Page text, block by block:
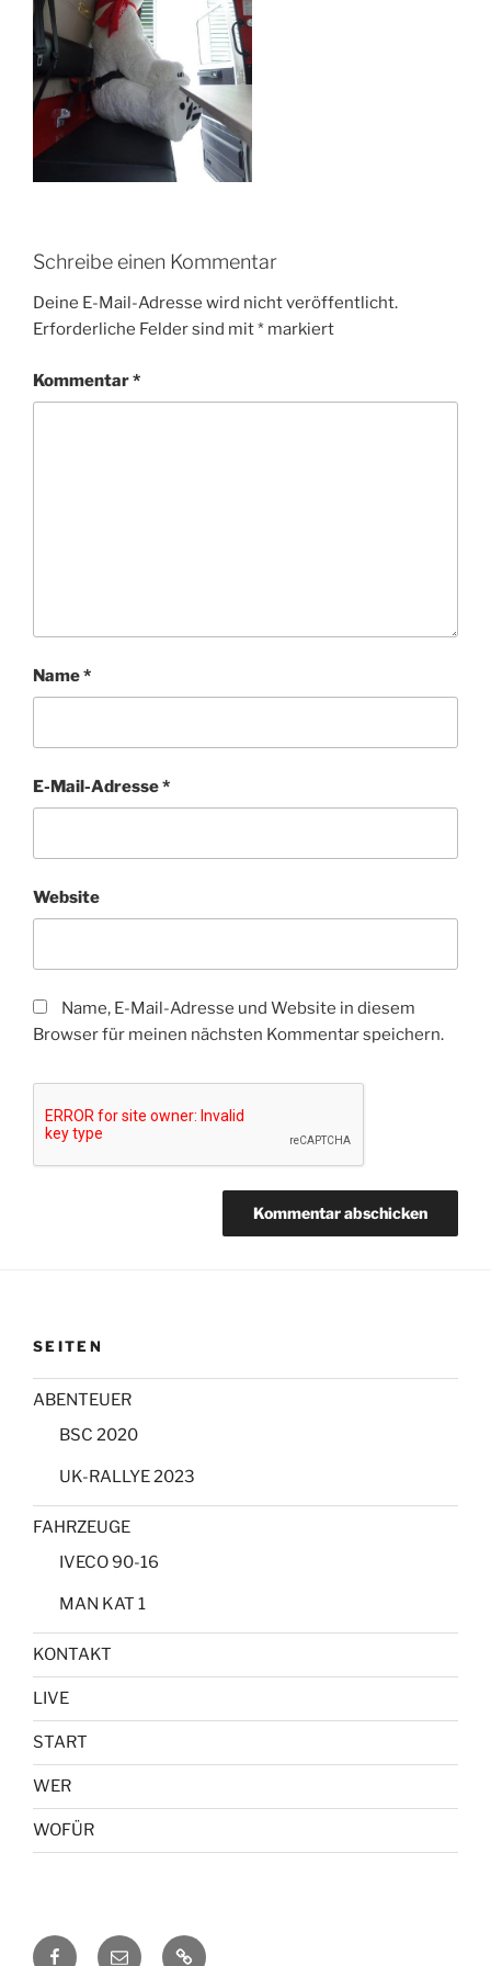
Schreibe einen Kommentar
Deine E-Mail-Adresse wird nicht veröffentlicht.
Erforderliche Felder sind mit* markiert
Kommentar*
Name*
E-Mail-Adresse*
Website
Name, E-Mail-Adresse und Website in diesem
Browser für meinen nächsten Kommentar speichern.
SEITEN
ABENTEUER
BSC 2020
UK-RALLYE 2023
FAHRZEUGE
IVECO 90-16
MAN KAT 1
KONTAKT
LIVE
START
WER
WOFÜR
Facebook
E-
KONTAKT